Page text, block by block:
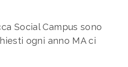
Social Campus sono
ogni anno MA ci